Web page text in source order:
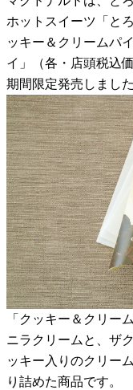
ホットスイーツ「と
ッキー＆クリームパ
イ」（各・店頭税込
期間限定発売しました
「クッキー＆クリー
ニラクリームと、ザ
ッキー入りのクリー
り詰めた商品です。